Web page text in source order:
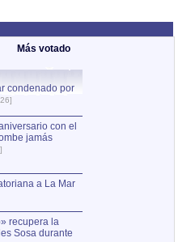
Más votado
condenado por
con el
jamás
a La Mar
recupera la
Sosa durante